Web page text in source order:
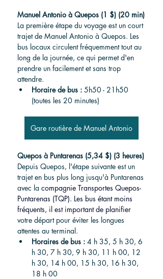
Manuel Antonio à Quepos (1 $) (20 min)
La première étape du voyage est un court
trajet de Manuel Antonio à Quepos. Les
bus locaux circulent fréquemment tout au
long de la journée, ce qui permet d'en
prendre un facilement et sans trop
attendre.
Horaire de bus : 5h50 - 21h50
(toutes les 20 minutes)
Gare routière de Manuel Antonio
Quepos à Puntarenas (5,34 $) (3 heures)
Depuis Quepos, l'étape suivante est un
trajet en bus plus long jusqu'à Puntarenas
avec la compagnie Transportes Quepos-
Puntarenas (TQP). Les bus étant moins
fréquents, il est important de planifier
votre départ pour éviter les longues
attentes au terminal.
Horaires de bus : 4 h 35, 5 h 30, 6
h 30, 7 h 30, 9 h 30, 11 h 00, 12
h 30, 14 h 00, 15 h 30, 16 h 30,
18 h 00